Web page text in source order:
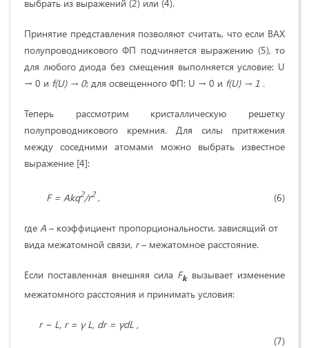
выбрать из выражений (2) или (4).
Принятие представления позволяют считать, что если ВАХ
полупроводникового ФП подчиняется выражению (5), то
для любого диода без смещения выполняется условие: U
→ 0 и f(U) → 0; для освещенного ФП: U → 0 и f(U) → 1 .
Теперь рассмотрим кристаллическую решетку
полупроводникового кремния. Для силы притяжения
между соседними атомами можно выбрать известное
выражение [4]:
F= Akq2/r2, (6)
где A – коэффициент пропорциональности, зависящий от
вида межатомной связи, r– межатомное расстояние.
Если поставленная внешняя сила Fkвызывает изменение
межатомного расстояния и принимать условия:
r ~ L, r = γ L, dr = γdL ,
(7)